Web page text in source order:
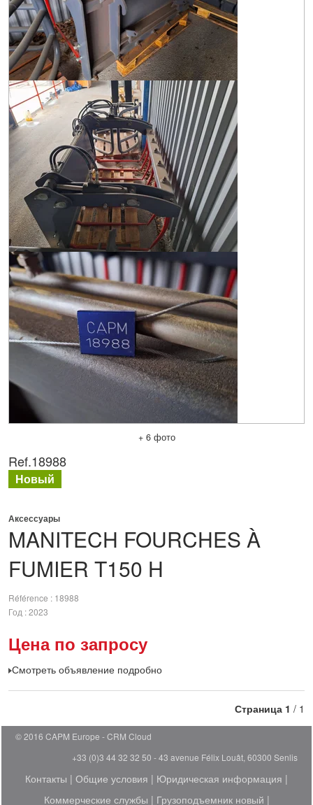
+ 6 фото
MANITECH FOURCHES À
FUMIER T150 H
Аксессуары
Référence
18988
Год 2023
Цена по запросу
Смотреть объявление подробно
Ref.18988
Новый
Страница 1 / 1
© 2016 CAPM Europe
CRM Cloud
+33 (0)3 44 32 32 50 - 43 avenue Félix Louât, 60300 Senlis
Контакты | Общие условия | Юридическая информация |
Коммерческие службы | Грузоподъемник новый |